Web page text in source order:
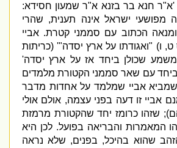
"ר חנא בר בזנא א "ר שמעון חסידא:
ישראל אינה תענית,שהרי
הכתוב עם סממני קטרת.אביי
,ו) "ואגודתו על ארץ יסדה"' (כריתות
שכולן ביחד אז על ארץ יסדה'
עם שאר סממני הקטורת מלמדים
אביי שמלמד על אחדות מדבר
אביי זו דעה בפני עצמה,אולם אולי
שזהו כרומז יחד שהקטורת מרמזת
המאמרות והבריאה בפועל.לכן היא
שהוא בהיכל,בפנים,שלא נראה